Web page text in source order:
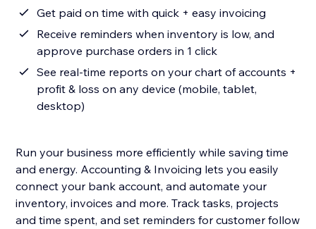
Get paid on time with quick + easy invoicing
Receive reminders when inventory is low, and
approve purchase orders in 1 click
See real-time reports on your chart of accounts +
profit & loss on any device (mobile, tablet,
desktop)
Run your business more efficiently while saving time
and energy. Accounting & Invoicing lets you easily
connect your bank account, and automate your
inventory, invoices and more. Track tasks, projects
and time spent, and set reminders for customer follow